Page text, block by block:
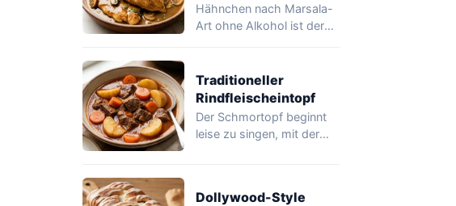
Hähnchen nach Marsala-
Art ohne Alkohol ist der
Traditioneller
Rindfleischeintopf
Der Schmortopf beginnt
leise zu singen, mit der
Dollywood-Style